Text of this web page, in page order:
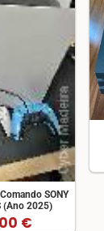
SONY
(Ano 2025)
€